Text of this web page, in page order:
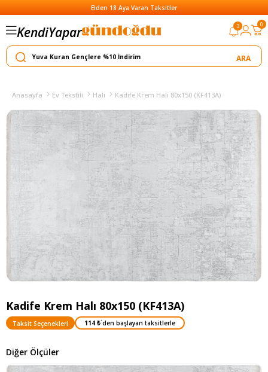
Elden 18 Aya Varan Taksitler
KendiYapar
Satar
3 0
Anasayfa Ev Tekstili Halı Kadife Krem Halı 80x150 (KF413A)
Kadife Krem Halı 80x150 (KF413A)
Taksit Seçenekleri 114 ₺`den başlayan taksitlerle
Diğer Ölçüler